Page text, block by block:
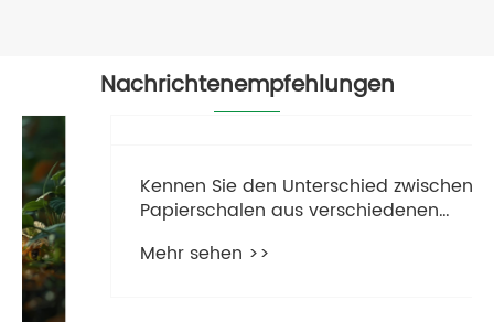
Nachrichtenempfehlungen